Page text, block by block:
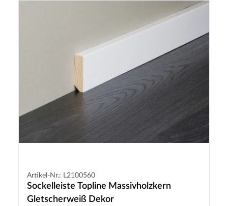
Artikel-Nr.: L2100560
Sockelleiste Topline Massivholzkern
Gletscherweiß Dekor